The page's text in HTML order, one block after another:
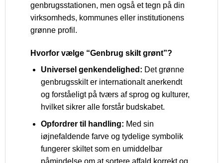
genbrugsstationen, men også et tegn på din
virksomheds, kommunes eller institutionens
grønne profil.
Hvorfor vælge “Genbrug skilt grønt”?
Universel genkendelighed: Det grønne
genbrugsskilt er internationalt anerkendt
og forståeligt på tværs af sprog og kulturer,
hvilket sikrer alle forstår budskabet.
Opfordrer til handling: Med sin
iøjnefaldende farve og tydelige symbolik
fungerer skiltet som en umiddelbar
påmindelse om at sortere affald korrekt og